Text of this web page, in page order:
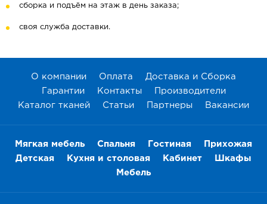
сборка и подъём на этаж в день заказа;
своя служба доставки.
О компании Оплата
Доставка и Сборка
Гарантии
Контакты
Производители
Каталог тканей
Статьи Партнеры Вакансии
Мягкая мебель Спальня Гостиная
Прихожая
Детская
Кухня и столовая Кабинет
Шкафы
Мебель